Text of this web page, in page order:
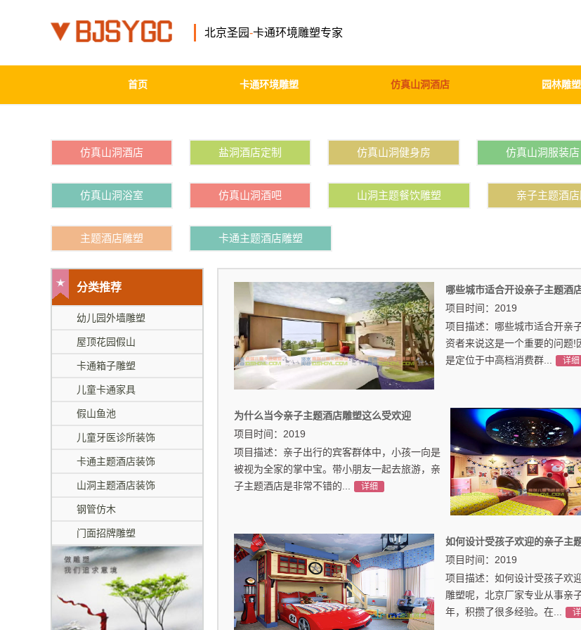
北京圣园-卡通环境雕塑专家
首页 卡通环境雕塑 仿真山洞酒店 园林雕塑
仿真山洞酒店 盐洞酒店定制 仿真山洞健身房 仿真山洞服装店
仿真山洞浴室 仿真山洞酒吧 山洞主题餐饮雕塑 亲子主题酒
主题酒店雕塑 卡通主题酒店雕塑
分类推荐
幼儿园外墙雕塑
屋顶花园假山
卡通箱子雕塑
儿童卡通家具
假山鱼池
儿童牙医诊所装饰
卡通主题酒店装饰
山洞主题酒店装饰
钢管仿木
门面招牌雕塑
哪些城市适合开设亲子主题酒
项目时间：2019
项目描述：哪些城市适合开亲
资者来说这是一个重要的问题!
是定位于中高档消费群...
详细
为什么当今亲子主题酒店雕塑这么受欢迎
项目时间：2019
项目描述：亲子出行的宾客群体中，小孩一向是
被视为全家的掌中宝。带小朋友一起去旅游，亲
子主题酒店是非常不错的...
详细
如何设计受孩子欢迎的亲子主
项目时间：2019
项目描述：如何设计受孩子欢
雕塑呢，北京厂家专业从事亲
年，积攒了很多经验。在...